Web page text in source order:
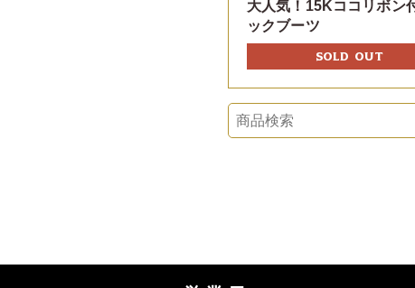
大人気！15Kココリボン
ックブーツ
SOLD OUT